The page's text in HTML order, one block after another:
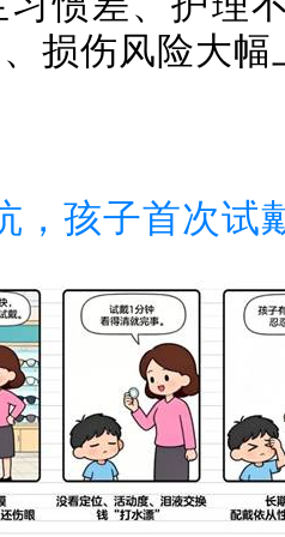
损伤风险大幅
，孩子首次试